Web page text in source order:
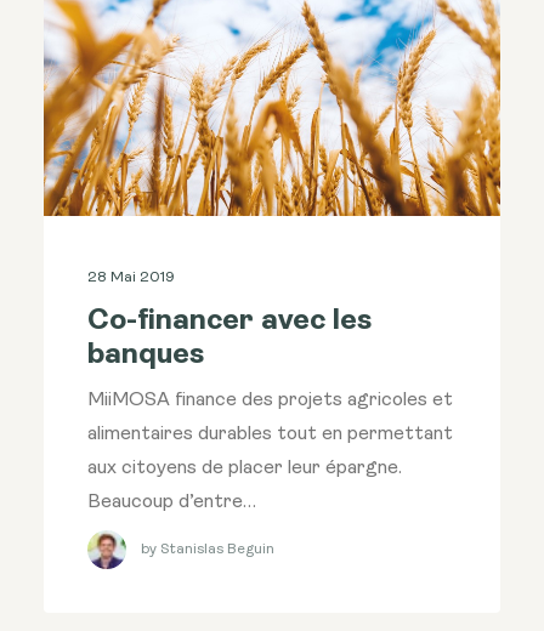
Recherche
28 Mai 2019
Co-financer avec les
banques
MiiMOSA finance des projets agricoles et
alimentaires durables tout en permettant
aux citoyens de placer leur épargne.
Beaucoup d’entre…
by Stanislas Beguin